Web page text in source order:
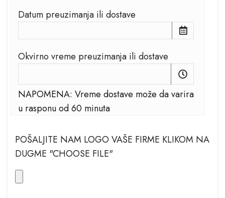
Datum preuzimanja ili dostave
Okvirno vreme preuzimanja ili dostave
NAPOMENA: Vreme dostave može da varira
u rasponu od 60 minuta
POŠALJITE NAM LOGO VAŠE FIRME KLIKOM NA
DUGME "CHOOSE FILE"